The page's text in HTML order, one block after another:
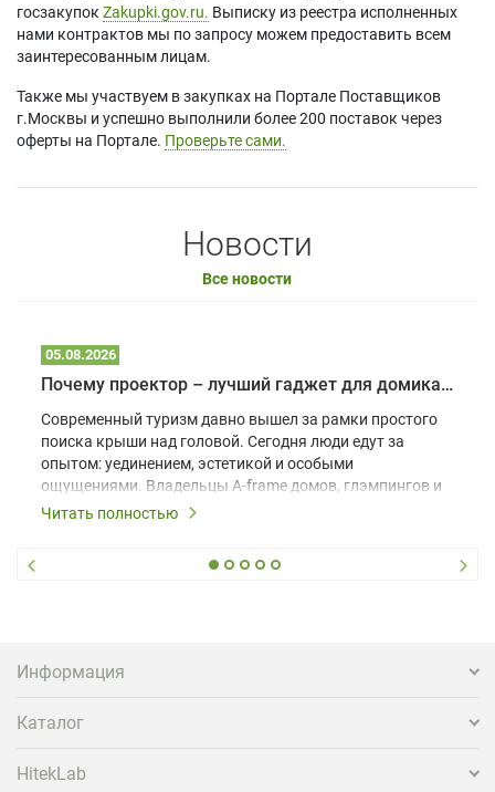
госзакупок Zakupki.gov.ru. Выписку из реестра исполненных
нами контрактов мы по запросу можем предоставить всем
заинтересованным лицам.
Также мы участвуем в закупках на Портале Поставщиков
г.Москвы и успешно выполнили более 200 поставок через
оферты на Портале. Проверьте сами.
Новости
Все новости
05.08.2026
Почему проектор – лучший гаджет для домика в глэмпинге
Современный туризм давно вышел за рамки простого
поиска крыши над головой. Сегодня люди едут за
опытом: уединением, эстетикой и особыми
ощущениями. Владельцы A-frame домов, глэмпингов и
шале понимают, что конкуренция растет, и
вернуться и поделиться впечатлениями в соцсетях,
проектора.
Читать полностью
Информация
Каталог
HitekLab